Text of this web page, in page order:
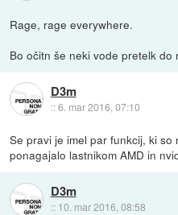
Rage, rage everywhere.
Bo očitn še neki vode pretelk do
D3m
::6. mar 2016, 07:10
Se pravi je imel par funkcij, ki
ponagajalo lastnikom AMD in
D3m
:: 10. mar 2016, 08:58